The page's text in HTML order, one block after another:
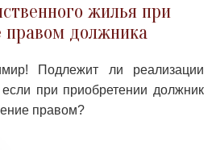
жилья при
правом должника
Подлежит ли реализации
при приобретении должник
правом?